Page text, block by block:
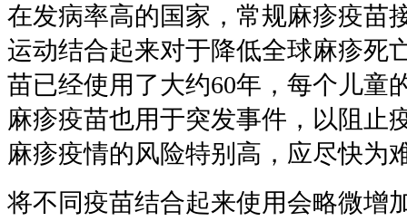
在发病率高的国家，常规麻疹疫苗
运动结合起来对于降低全球麻疹死
苗已经使用了大约60年，每个儿童
麻疹疫苗也用于突发事件，以阻止
麻疹疫情的风险特别高，应尽快为
将不同疫苗结合起来使用会略微增